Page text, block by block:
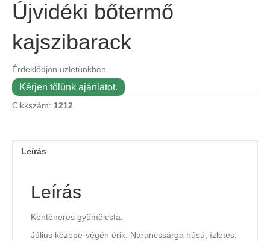
Újvidéki bőtermő
kajszibarack
Érdeklődjön üzletünkben.
Kérjen tőlünk ajánlatot.
Cikkszám: 1212
Leírás
Leírás
Konténeres gyümölcsfa.
Július közepe-végén érik. Narancssárga húsú, ízletes,